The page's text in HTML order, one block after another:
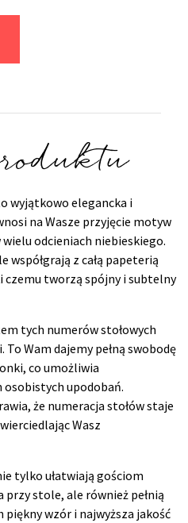
wyjątkowo elegancka i
na Wasze przyjęcie motyw
odcieniach niebieskiego.
współgrają z całą papeterią
czemu tworzą spójny i subtelny
tych numerów stołowych
Wam dajemy pełną swobodę
co umożliwia
osobistych upodobań.
że numeracja stołów staje
Wasz
tylko ułatwiają gościom
stole, ale również pełnią
wzór i najwyższa jakość